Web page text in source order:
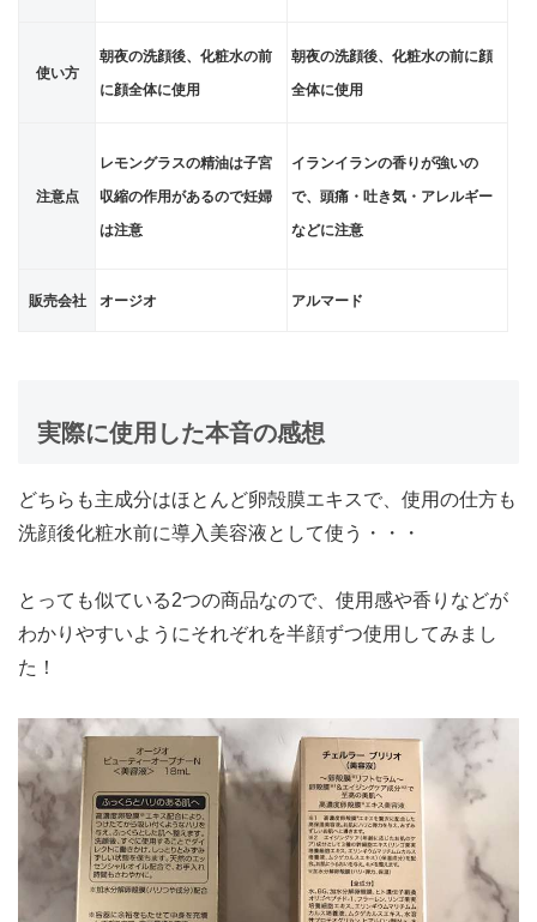
使い方
朝夜の洗顔後、化粧水の前
に顔全体に使用
朝夜の洗顔後、化粧水の前に顔
全体に使用
注意点
レモングラスの精油は子宮
収縮の作用があるので妊婦
は注意
イランイランの香りが強いの
で、頭痛・吐き気・アレルギー
などに注意
販売会社 オージオ アルマード
実際に使用した本音の感想
どちらも主成分はほとんど卵殻膜エキスで、使用の仕方も
洗顔後化粧水前に導入美容液として使う・・・
とっても似ている2つの商品なので、使用感や香りなどが
わかりやすいようにそれぞれを半顔ずつ使用してみまし
た！